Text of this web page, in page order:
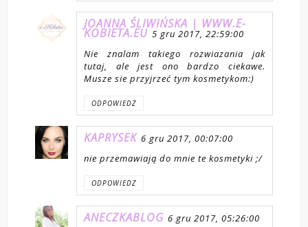
JOANNA ŚLIWIŃSKA | WWW.E-
KOBIETA.EU 5 gru 2017, 22:59:00
Nie znalam takiego rozwiazania jak
tutaj, ale jest ono bardzo ciekawe.
Musze sie przyjrzeć tym kosmetykom:)
ODPOWIEDZ
KAPRYSEK 6 gru 2017, 00:07:00
nie przemawiają do mnie te kosmetyki ;/
ODPOWIEDZ
ANECZKABLOG 6 gru 2017, 05:26:00